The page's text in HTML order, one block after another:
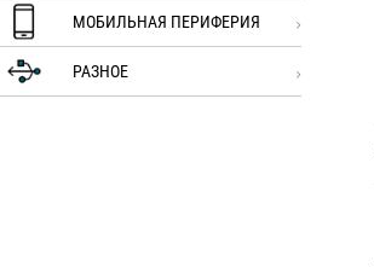
МОБИЛЬНАЯ ПЕРИФЕРИЯ
РАЗНОЕ